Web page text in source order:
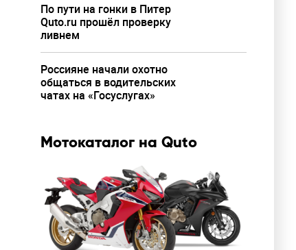
По пути на гонки в Питер
Quto.ru прошёл проверку
ливнем
Россияне начали охотно
общаться в водительских
чатах на «Госуслугах»
Мотокаталог на Quto